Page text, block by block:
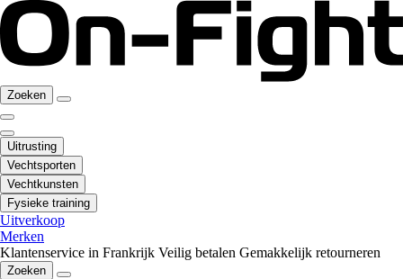
Zoeken
Uitrusting
Vechtsporten
Vechtkunsten
Fysieke training
Uitverkoop
Merken
Klantenservice in Frankrijk Veilig betalen Gemakkelijk retourneren
Zoeken